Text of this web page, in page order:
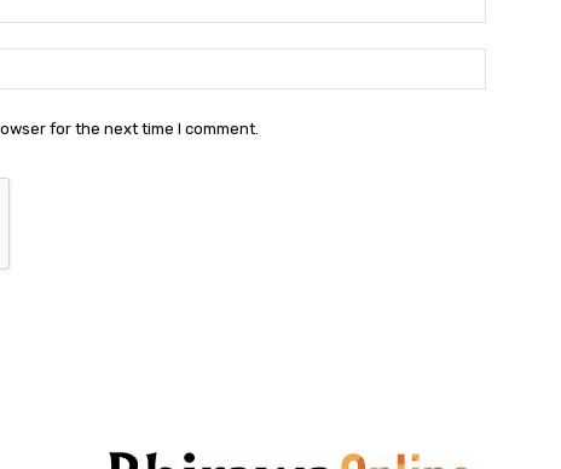
for the next time I comment.